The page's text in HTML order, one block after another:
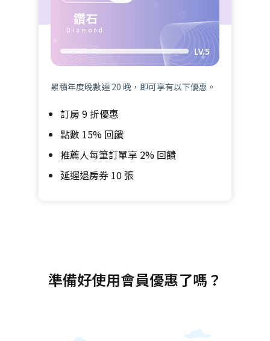
鑽石
Diamond
LV.5
累積年度晚數達 20 晚，即可享有以下優惠。
訂房 9 折優惠
點數 15% 回饋
推薦人每筆訂單享 2% 回饋
延遲退房券 10 張
準備好使用會員優惠了嗎？